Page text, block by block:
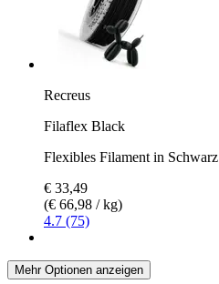
Recreus
Filaflex Black
Flexibles Filament in Schwarz
€ 33,49
(€ 66,98 / kg)
4.7 (75)
Mehr Optionen anzeigen